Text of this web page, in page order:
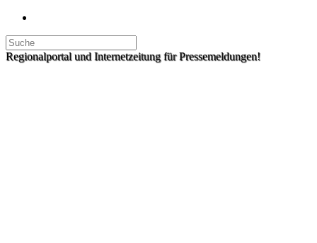
Regionalportal und Internetzeitung für Pressemeldungen!